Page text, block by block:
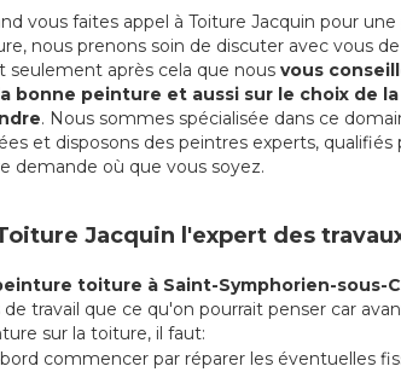
vous faites appel à Toiture Jacquin pour
nous prenons soin de discuter avec vous
seulement après cela que nous vous
bonne peinture et aussi sur le choix de
. Nous sommes spécialisée dans ce
et disposons des peintres experts, qualifiés
demande où que vous soyez.
Jacquin l'expert des
toiture à Saint-Symphorien-sous-
de travail que ce qu'on pourrait penser car
sur la toiture, il faut:
commencer par réparer les éventuelles